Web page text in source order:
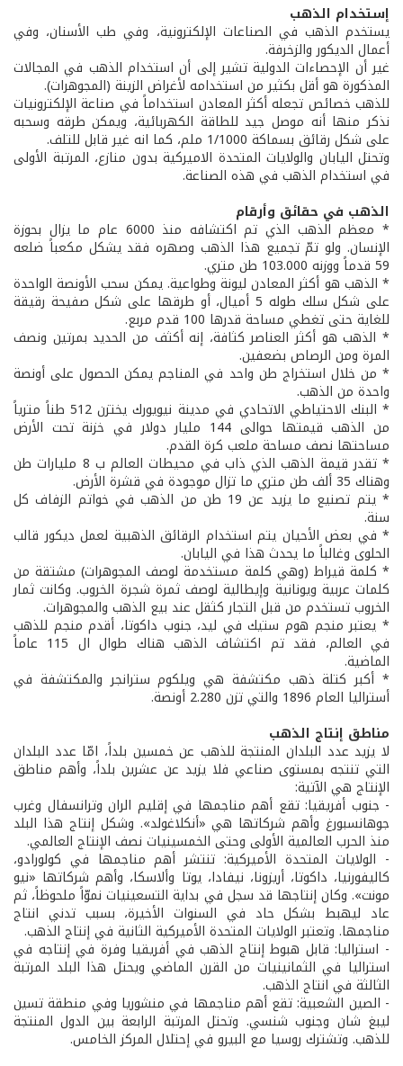
إستخدام الذهب
يستخدم الذهب في الصناعات الإلكترونية، وفي طب الأسنان، وفي
أعمال الديكور والزخرفة.
غير أن الإحصاءات الدولية تشير إلى أن استخدام الذهب في المجالات
المذكورة هو أقل بكثير من استخدامه لأغراض الزينة (المجوهرات).
للذهب خصائص تجعله أكثر المعادن استخداماً في صناعة الإلكترونيات
نذكر منها أنه موصل جيد للطاقة الكهربائية، ويمكن طرقه وسحبه
على شكل رقائق بسماكة 1/1000 ملم، كما انه غير قابل للتلف.
وتحتل اليابان والولايات المتحدة الاميركية بدون منازع، المرتبة الأولى
في استخدام الذهب في هذه الصناعة.
الذهب في حقائق وأرقام
* معظم الذهب الذي تم اكتشافه منذ 6000 عام ما يزال بحوزة
الإنسان. ولو تمّ تجميع هذا الذهب وصهره فقد يشكل مكعباً ضلعه
59 قدماً ووزنه 103.000 طن متري.
* الذهب هو أكثر المعادن ليونة وطواعية. يمكن سحب الأونصة الواحدة
على شكل سلك طوله 5 أميال، أو طرقها على شكل صفيحة رقيقة
للغاية حتى تغطي مساحة قدرها 100 قدم مربع.
* الذهب هو أكثر العناصر كثافة، إنه أكثف من الحديد بمرتين ونصف
المرة ومن الرصاص بضعفين.
* من خلال استخراج طن واحد في المناجم يمكن الحصول على أونصة
واحدة من الذهب.
* البنك الاحتياطي الاتحادي في مدينة نيويورك يختزن 512 طناً مترياً
من الذهب قيمتها حوالى 144 مليار دولار في خزنة تحت الأرض
مساحتها نصف مساحة ملعب كرة القدم.
* تقدر قيمة الذهب الذي ذاب في محيطات العالم ب 8 مليارات طن
وهناك 35 ألف طن متري ما تزال موجودة في قشرة الأرض.
* يتم تصنيع ما يزيد عن 19 طن من الذهب في خواتم الزفاف كل
سنة.
* في بعض الأحيان يتم استخدام الرقائق الذهبية لعمل ديكور قالب
الحلوى وغالباً ما يحدث هذا في اليابان.
* كلمة قيراط (وهي كلمة مستخدمة لوصف المجوهرات) مشتقة من
كلمات عربية ويونانية وإيطالية لوصف ثمرة شجرة الخروب. وكانت ثمار
الخروب تستخدم من قبل التجار كثقل عند بيع الذهب والمجوهرات.
* يعتبر منجم هوم ستيك في ليد، جنوب داكوتا، أقدم منجم للذهب
في العالم، فقد تم اكتشاف الذهب هناك طوال ال 115 عاماً
الماضية.
* أكبر كتلة ذهب مكتشفة هي ويلكوم سترانجر والمكتشفة في
أستراليا العام 1896 والتي تزن 2.280 أونصة.
مناطق إنتاج الذهب
لا يزيد عدد البلدان المنتجة للذهب عن خمسين بلداً، امّا عدد البلدان
التي تنتجه بمستوى صناعي فلا يزيد عن عشرين بلداً، وأهم مناطق
الإنتاج هي الآتية:
- جنوب أفريقيا: تقع أهم مناجمها في إقليم الران وترانسفال وغرب
جوهانسبورغ وأهم شركاتها هي «أنكلاغولد». وشكل إنتاج هذا البلد
منذ الحرب العالمية الأولى وحتى الخمسينيات نصف الإنتاج العالمي.
- الولايات المتحدة الأميركية: تنتشر أهم مناجمها في كولورادو،
كاليفورنيا، داكوتا، أريزونا، نيفادا، يوتا وألاسكا، وأهم شركاتها «نيو
مونت». وكان إنتاجها قد سجل في بداية التسعينيات نموّاً ملحوظاً، ثم
عاد ليهبط بشكل حاد في السنوات الأخيرة، بسبب تدني انتاج
مناجمها. وتعتبر الولايات المتحدة الأميركية الثانية في إنتاج الذهب.
- استراليا: قابل هبوط إنتاج الذهب في أفريقيا وفرة في إنتاجه في
استراليا في الثمانينيات من القرن الماضي ويحتل هذا البلد المرتبة
الثالثة في انتاج الذهب.
- الصين الشعبية: تقع أهم مناجمها في منشوريا وفي منطقة تسين
ليبغ شان وجنوب شنسي. وتحتل المرتبة الرابعة بين الدول المنتجة
للذهب. وتشترك روسيا مع البيرو في إحتلال المركز الخامس.